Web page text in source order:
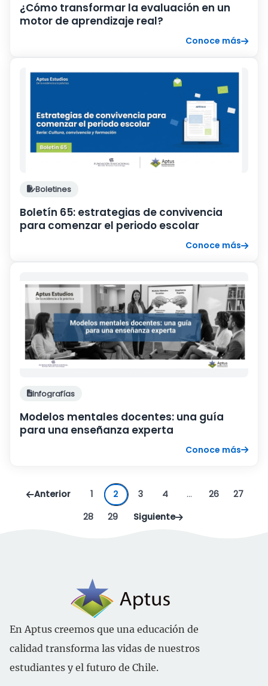
¿Cómo transformar la evaluación en un
motor de aprendizaje real?
Conoce más
Boletines
Boletín 65: estrategias de convivencia
para comenzar el periodo escolar
Conoce más
Infografías
Modelos mentales docentes: una guía
para una enseñanza experta
Conoce más
Anterior 1 2 3 4 … 26
27
28
29 Siguiente
En Aptus creemos que una educación de
calidad transforma las vidas de nuestros
estudiantes y el futuro de Chile.